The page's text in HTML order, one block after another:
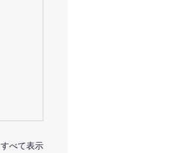
すべて表示